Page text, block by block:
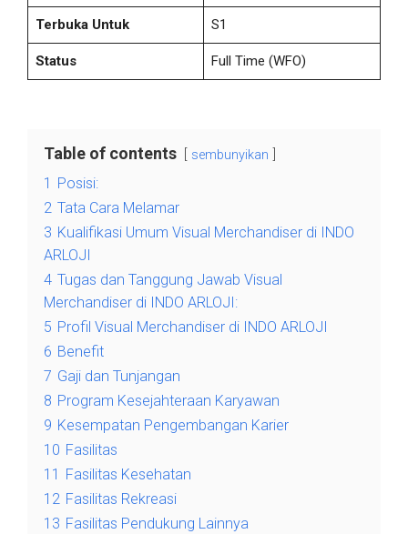
Terbuka Untuk S1
Status Full Time (WFO)
Table of contents sembunyikan
1
Posisi:
2 Tata Cara Melamar
3 Kualifikasi Umum Visual Merchandiser di INDO
ARLOJI
4 Tugas dan Tanggung Jawab Visual
Merchandiser di INDO ARLOJI:
5 Profil Visual Merchandiser di INDO ARLOJI
6 Benefit
7 Gaji dan Tunjangan
8 Program Kesejahteraan Karyawan
9 Kesempatan Pengembangan Karier
10 Fasilitas
11
Fasilitas Kesehatan
12 Fasilitas Rekreasi
13 Fasilitas Pendukung Lainnya